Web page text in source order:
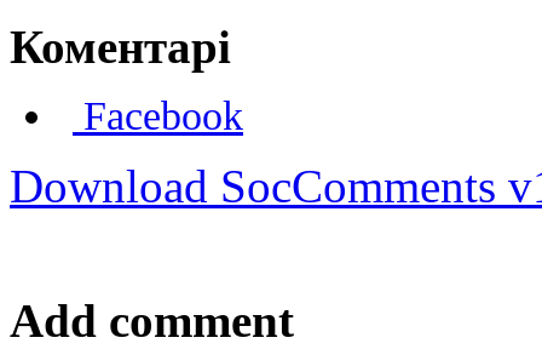
Коментарі
Facebook
Download SocComments
Add comment